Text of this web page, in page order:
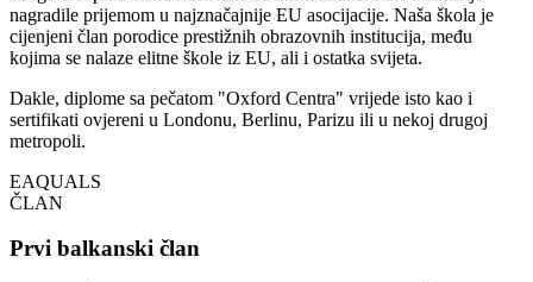
nagradile prijemom u najznačajnije EU asocijacije. Naša škola je
cijenjeni član porodice prestižnih obrazovnih institucija, među
kojima se nalaze elitne škole iz EU, ali i ostatka svijeta.
Dakle, diplome sa pečatom "Oxford Centra" vrijede isto kao i
sertifikati ovjereni u Londonu, Berlinu, Parizu ili u nekoj drugoj
metropoli.
EAQUALS
ČLAN
Prvi balkanski član